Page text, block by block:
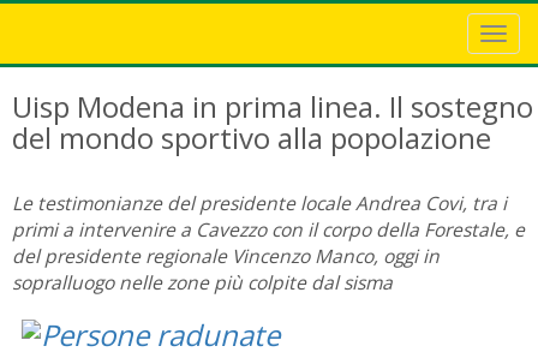
Uisp Modena in prima linea. Il sostegno
del mondo sportivo alla popolazione
Le testimonianze del presidente locale Andrea Covi, tra i
primi a intervenire a Cavezzo con il corpo della Forestale, e
del presidente regionale Vincenzo Manco, oggi in
sopralluogo nelle zone più colpite dal sisma